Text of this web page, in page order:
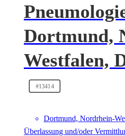
Dortmund,
Westfalen,
#13414
Dortmund, Nordrhein-
Überlassung und/oder